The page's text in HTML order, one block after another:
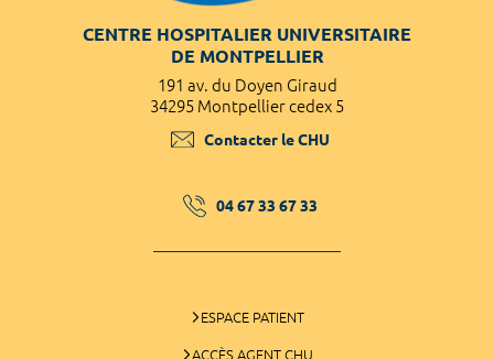
CENTRE HOSPITALIER UNIVERSITAIRE
DE MONTPELLIER
191 av. du Doyen Giraud
34295 Montpellier cedex 5
Contacter le CHU
04 67 33 67 33
ESPACE PATIENT
ACCÈS AGENT CHU